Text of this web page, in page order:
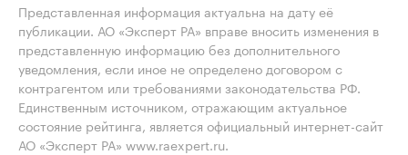
Представленная информация актуальна на дату её
публикации. АО «Эксперт РА» вправе вносить изменения в
представленную информацию без дополнительного
уведомления, если иное не определено договором с
контрагентом или требованиями законодательства РФ.
Единственным источником, отражающим актуальное
состояние рейтинга, является официальный интернет-сайт
АО «Эксперт РА» www.raexpert.ru.